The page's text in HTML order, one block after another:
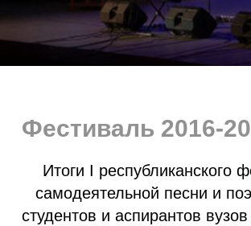
Фестиваль 2016-
Итоги I республиканского
самодеятельной песни и
студентов и аспирантов